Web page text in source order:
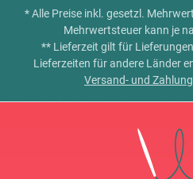
* Alle Preise inkl. gesetzl.
Mehrwertsteuer kann je
** Lieferzeit gilt für
Lieferzeiten für andere Länder
Versand- und